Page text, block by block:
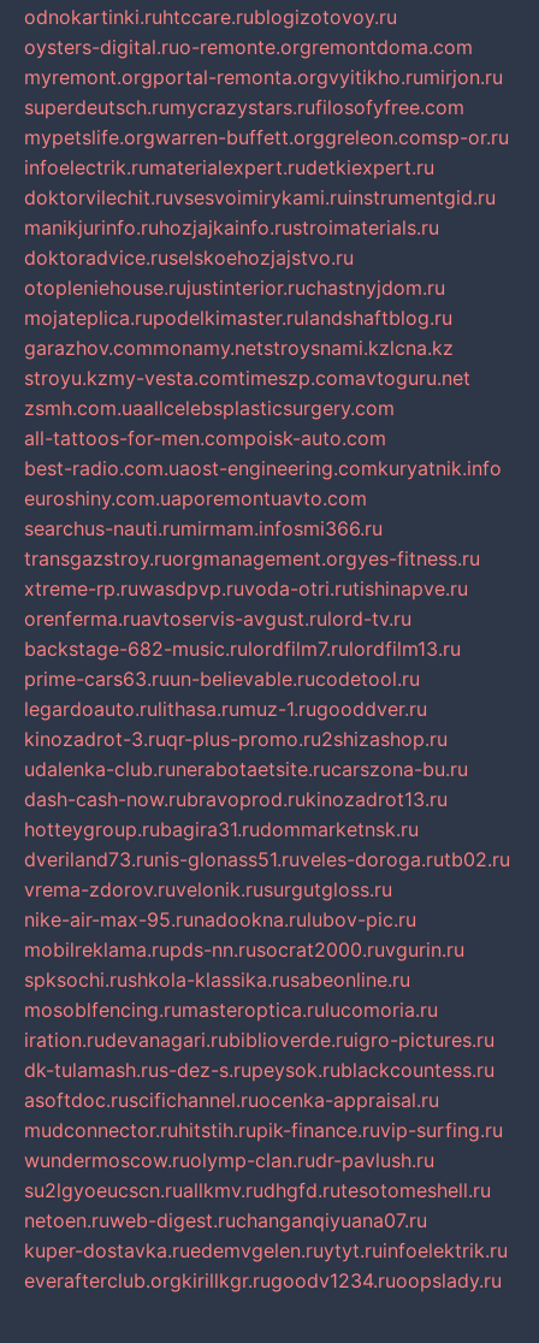
odnokartinki.ruhtccare.rublogizotovoy.ru
oysters-digital.ruo-remonte.orgremontdoma.com
myremont.orgportal-remonta.orgvyitikho.rumirjon.ru
superdeutsch.rumycrazystars.rufilosofyfree.com
mypetslife.orgwarren-buffett.orggreleon.comsp-or.ru
infoelectrik.rumaterialexpert.rudetkiexpert.ru
doktorvilechit.ruvsesvoimirykami.ruinstrumentgid.ru
manikjurinfo.ruhozjajkainfo.rustroimaterials.ru
doktoradvice.ruselskoehozjajstvo.ru
otopleniehouse.rujustinterior.ruchastnyjdom.ru
mojateplica.rupodelkimaster.rulandshaftblog.ru
garazhov.commonamy.netstroysnami.kzlcna.kz
stroyu.kzmy-vesta.comtimeszp.comavtoguru.net
zsmh.com.uaallcelebsplasticsurgery.com
all-tattoos-for-men.compoisk-auto.com
best-radio.com.uaost-engineering.comkuryatnik.info
euroshiny.com.uaporemontuavto.com
searchus-nauti.rumirmam.infosmi366.ru
transgazstroy.ruorgmanagement.orgyes-fitness.ru
xtreme-rp.ruwasdpvp.ruvoda-otri.rutishinapve.ru
orenferma.ruavtoservis-avgust.rulord-tv.ru
backstage-682-music.rulordfilm7.rulordfilm13.ru
prime-cars63.ruun-believable.rucodetool.ru
legardoauto.rulithasa.rumuz-1.rugooddver.ru
kinozadrot-3.ruqr-plus-promo.ru2shizashop.ru
udalenka-club.runerabotaetsite.rucarszona-bu.ru
dash-cash-now.rubravoprod.rukinozadrot13.ru
hotteygroup.rubagira31.rudommarketnsk.ru
dveriland73.runis-glonass51.ruveles-doroga.rutb02.ru
vrema-zdorov.ruvelonik.rusurgutgloss.ru
nike-air-max-95.runadookna.rulubov-pic.ru
mobilreklama.rupds-nn.rusocrat2000.ruvgurin.ru
spksochi.rushkola-klassika.rusabeonline.ru
mosoblfencing.rumasteroptica.rulucomoria.ru
iration.rudevanagari.rubiblioverde.ruigro-pictures.ru
dk-tulamash.rus-dez-s.rupeysok.rublackcountess.ru
asoftdoc.ruscifichannel.ruocenka-appraisal.ru
mudconnector.ruhitstih.rupik-finance.ruvip-surfing.ru
wundermoscow.ruolymp-clan.rudr-pavlush.ru
su2lgyoeucscn.ruallkmv.rudhgfd.rutesotomeshell.ru
netoen.ruweb-digest.ruchanganqiyuana07.ru
kuper-dostavka.ruedemvgelen.ruytyt.ruinfoelektrik.ru
everafterclub.orgkirillkgr.rugoodv1234.ruoopslady.ru